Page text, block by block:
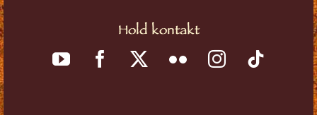
Hold kontakt